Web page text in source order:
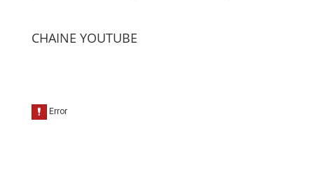
CHAINE YOUTUBE